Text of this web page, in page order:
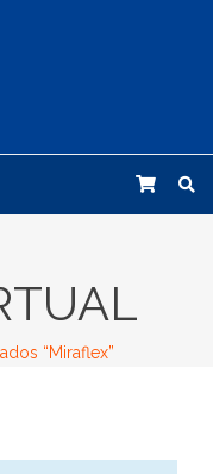
“Miraflex”